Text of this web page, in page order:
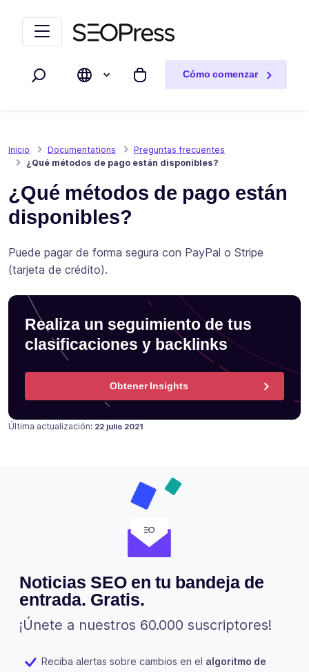
Buscar Mi carrito
Cómo comenzar
Inicio Documentations
Preguntas frecuentes
¿Qué métodos de pago están disponibles?
¿Qué métodos de pago están
disponibles?
Puede pagar de forma segura con PayPal o Stripe
(tarjeta de crédito).
Realiza un seguimiento de tus
clasificaciones y backlinks
Obtener Insights
Última actualización: Publicado en
22 julio 2021
Noticias SEO en tu bandeja de
entrada. Gratis.
¡Únete a nuestros 60.000 suscriptores!
Reciba alertas sobre cambios en el algoritmo de